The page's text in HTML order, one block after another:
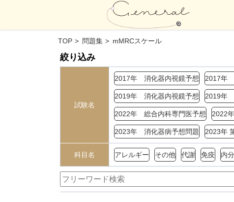
TOP 問題集 mMRCスケール
絞り込み
試験名
2017年 消化器内視鏡予想 2017年
2019年 消化器内視鏡予想 2019年
2022年 総合内科専門医予想 2022
2023年 消化器病予想問題 2023年
科目名 アレルギー その他 代謝 免疫 内